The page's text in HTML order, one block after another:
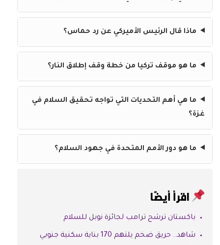
ماذا قال الرئيس الأميركي عن رد حماس؟
ما هو موقف تركيا من خطة وقف إطلاق النار؟
ما هي أهم التحديات التي تواجه تحقيق السلام في
غزة؟
ما هو دور الأمم المتحدة في جهود السلام؟
اقرأ أيضًا
باكستان ترشح ترامب لجائزة نوبل للسلام
شاهد.. حريق ضخم يلتهم 170 بناية سكنية جنوبي